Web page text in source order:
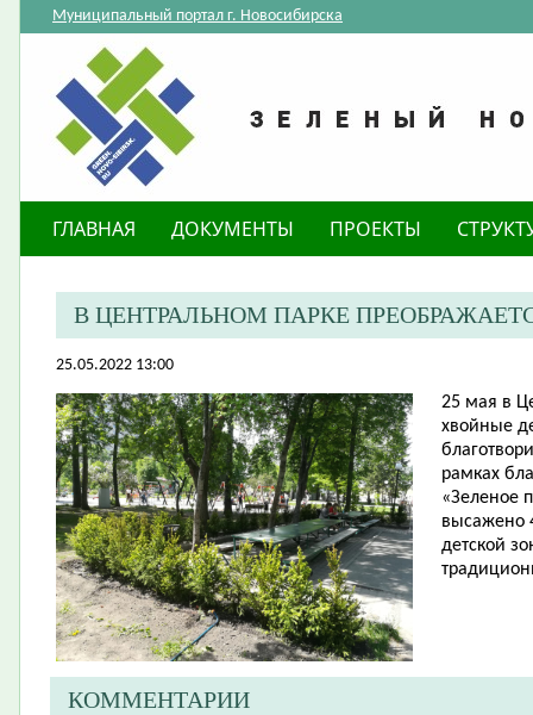
Муниципальный портал г. Новосибирска
ГЛАВНАЯ ДОКУМЕНТЫ ПРОЕКТЫ
В ЦЕНТРАЛЬНОМ ПАРКЕ
25.05.2022 13:00
25 мая в
хвойные
рамках
«Зеленое
высажено
детской
КОММЕНТАРИИ